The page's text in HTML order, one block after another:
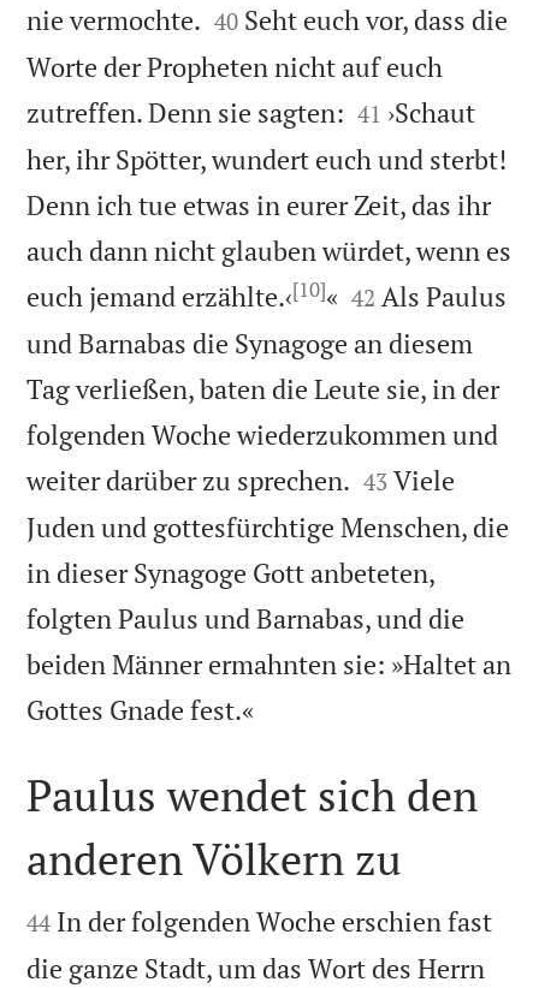
nie vermochte. 

40 Seht euch vor, dass die
Worte der Propheten nicht auf euch
zutreffen. Denn sie sagten: 

41 ›Schaut
her, ihr Spötter, wundert euch und sterbt!
Denn ich tue etwas in eurer Zeit, das ihr
auch dann nicht glauben würdet, wenn es
euch jemand erzählte.‹[10]« 

42 Als Paulus
und Barnabas die Synagoge an diesem
Tag verließen, baten die Leute sie, in der
folgenden Woche wiederzukommen und
weiter darüber zu sprechen. 

43 Viele
Juden und gottesfürchtige Menschen, die
in dieser Synagoge Gott anbeteten,
folgten Paulus und Barnabas, und die
beiden Männer ermahnten sie: »Haltet an
Gottes Gnade fest.«

Paulus wendet sich den
anderen Völkern zu

44 In der folgenden Woche erschien fast
die ganze Stadt, um das Wort des Herrn